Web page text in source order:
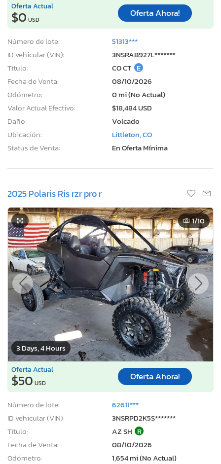
Oferta Actual
$0 USD
Oferta Ahora!
Número de lote:
51313***
ID vehicular (VIN):
3NSRAB927L*******
Título:
CO CT E
Fecha de Venta:
08/10/2026
Odómetro:
0 mi (No Actual)
Valor Actual Efectivo:
$18,484 USD
Daño:
Volcado
Ubicación:
Littleton, CO
Status de Venta:
En Oferta Mínima
2025 Polaris Ris rzr pro r
3 Days, 4 Hours
1/10
Oferta Actual
$50 USD
Oferta Ahora!
Número de lote:
62611***
ID vehicular (VIN):
3NSRPD2K5S*******
Título:
AZ SH R
Fecha de Venta:
08/10/2026
Odómetro:
1,654 mi (No Actual)